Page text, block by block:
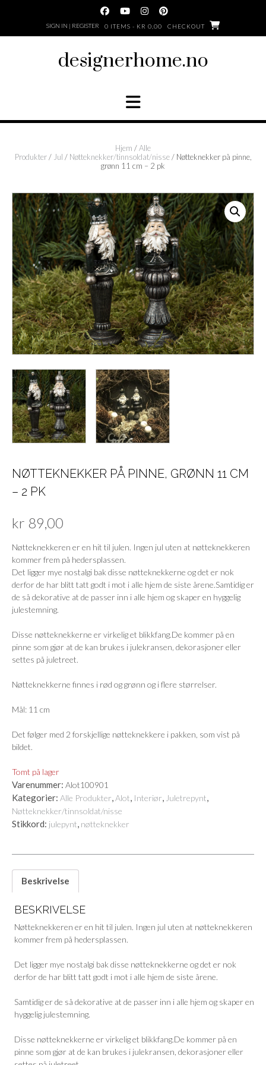
SIGN IN | REGISTER 0 ITEMS - KR 0,00 CHECKOUT
designerhome.no
Hjem /Alle
Produkter/ Jul / Nøtteknekker/tinnsoldat/nisse/ Nøtteknekker på pinne,
grønn 11 cm – 2 pk
NØTTEKNEKKER PÅ PINNE, GRØNN 11 CM
– 2 PK
kr 89,00
Nøtteknekkeren er en hit til julen. Ingen jul uten at nøtteknekkeren
kommer frem på hedersplassen.
Det ligger mye nostalgi bak disse nøtteknekkerne og det er nok
derfor de har blitt tatt godt i mot i alle hjem de siste årene.Samtidig er
de så dekorative at de passer inn i alle hjem og skaper en hyggelig
julestemning.
Disse nøtteknekkerne er virkelig et blikkfang.De kommer på en
pinne som gjør at de kan brukes i julekransen, dekorasjoner eller
settes på juletreet.
Nøtteknekkerne finnes i rød og grønn og i flere størrelser.
Mål: 11 cm
Det følger med 2 forskjellige nøtteknekkere i pakken, som vist på
bildet.
Tomt på lager
Varenummer: Alot100901
Kategorier: Alle Produkter,Alot, Interiør, Juletrepynt,
Nøtteknekker/tinnsoldat/nisse
Stikkord: julepynt, nøtteknekker
Beskrivelse
BESKRIVELSE
Nøtteknekkeren er en hit til julen. Ingen jul uten at nøtteknekkeren
kommer frem på hedersplassen.
Det ligger mye nostalgi bak disse nøtteknekkerne og det er nok
derfor de har blitt tatt godt i mot i alle hjem de siste årene.
Samtidig er de så dekorative at de passer inn i alle hjem og skaper en
hyggelig julestemning.
Disse nøtteknekkerne er virkelig et blikkfang.De kommer på en
pinne som gjør at de kan brukes i julekransen, dekorasjoner eller